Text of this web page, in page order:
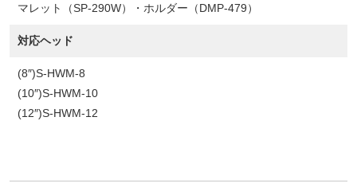
マレット（SP-290W）・ホルダー（DMP-479）
対応ヘッド
(8″)S-HWM-8
(10″)S-HWM-10
(12″)S-HWM-12